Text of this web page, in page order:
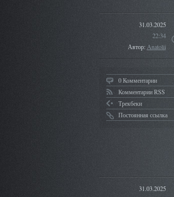
31.03.2025
22:34
Автор:Anatolii
0 Комментарии
Комментарии RSS
Трекбеки
Постоянная ссылка
31.03.2025